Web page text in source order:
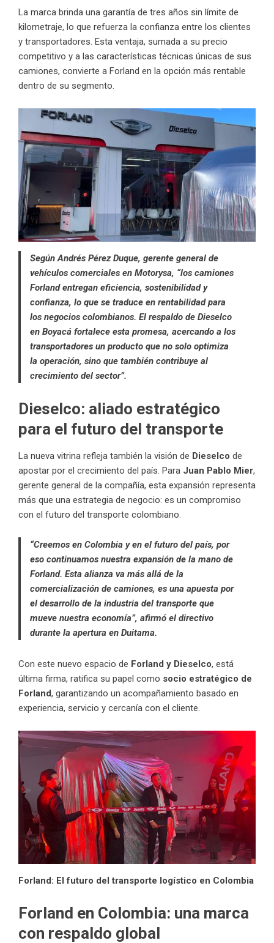
La marca brinda una garantía de tres años sin límite de
kilometraje, lo que refuerza la confianza entre los clientes
y transportadores. Esta ventaja, sumada a su precio
competitivo y a las características técnicas únicas de sus
camiones, convierte a Forland en la opción más rentable
dentro de su segmento.
Según Andrés Pérez Duque, gerente general de
vehículos comerciales en Motorysa, “los camiones
Forland entregan eficiencia, sostenibilidad y
confianza, lo que se traduce en rentabilidad para
los negocios colombianos. El respaldo de Dieselco
en Boyacá fortalece esta promesa, acercando a los
transportadores un producto que no solo optimiza
la operación, sino que también contribuye al
crecimiento del sector”.
Dieselco: aliado estratégico
para el futuro del transporte
La nueva vitrina refleja también la visión de Dieselco de
apostar por el crecimiento del país. Para Juan Pablo Mier,
gerente general de la compañía, esta expansión representa
más que una estrategia de negocio: es un compromiso
con el futuro del transporte colombiano.
“Creemos en Colombia y en el futuro del país, por
eso continuamos nuestra expansión de la mano de
Forland. Esta alianza va más allá de la
comercialización de camiones, es una apuesta por
el desarrollo de la industria del transporte que
mueve nuestra economía”, afirmó el directivo
durante la apertura en Duitama.
Con este nuevo espacio de Forland y Dieselco, está
última firma, ratifica su papel como socio estratégico de
Forland, garantizando un acompañamiento basado en
experiencia, servicio y cercanía con el cliente.
Forland: El futuro del transporte logístico en Colombia
Forland en Colombia: una marca
con respaldo global